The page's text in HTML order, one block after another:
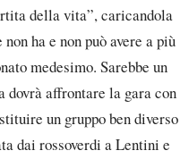
della vita”, caricandola
ha e non può avere a più
medesimo. Sarebbe un
dovrà affrontare la gara con
un gruppo ben diverso
dai rossoverdi a Lentini e